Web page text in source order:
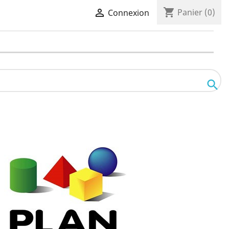
 Connexion shopping_cart Panier (0)
